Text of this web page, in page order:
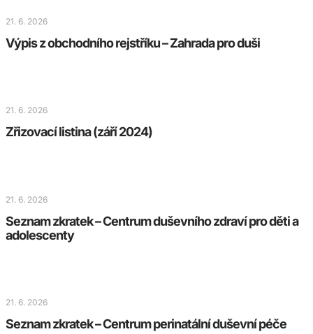
21. 6. 2026
Výpis z obchodního rejstříku – Zahrada pro duši
21. 6. 2026
Zřizovací listina (září 2024)
21. 6. 2026
Seznam zkratek – Centrum duševního zdraví pro děti a
adolescenty
21. 6. 2026
Seznam zkratek – Centrum perinatální duševní péče